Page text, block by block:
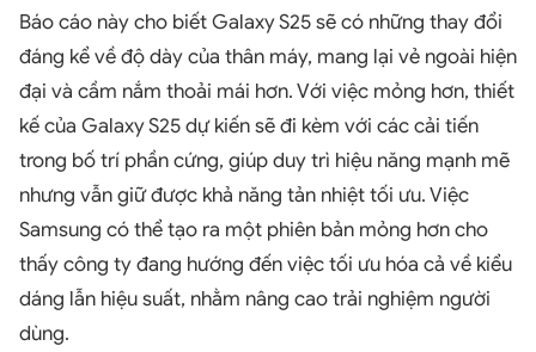
Báo cáo này cho biết Galaxy S25 sẽ có những thay đổi
đáng kể về độ dày của thân máy, mang lại vẻ ngoài hiện
đại và cầm nắm thoải mái hơn. Với việc mỏng hơn, thiết
kế của Galaxy S25 dự kiến sẽ đi kèm với các cải tiến
trong bố trí phần cứng, giúp duy trì hiệu năng mạnh mẽ
nhưng vẫn giữ được khả năng tản nhiệt tối ưu. Việc
Samsung có thể tạo ra một phiên bản mỏng hơn cho
thấy công ty đang hướng đến việc tối ưu hóa cả về kiểu
dáng lẫn hiệu suất, nhằm nâng cao trải nghiệm người
dùng.